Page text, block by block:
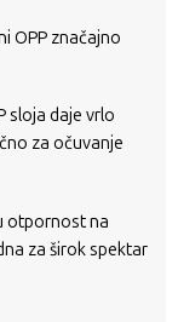
OPP značajno
sloja daje vrlo
za očuvanje
otpornost na
za širok spektar